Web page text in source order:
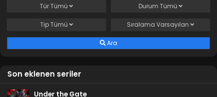
TürTümü Durum Tümü
TipTümü Sıralama Varsayılan
Ara
Son eklenen seriler
Under the Gate